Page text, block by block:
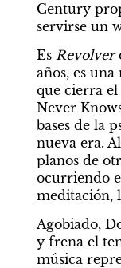
Century
servirse un
Es Revolver
años, es
que cierra
Never
bases de la
nueva era.
planos de
ocurriendo
meditación,
Agobiado,
y frena el
música